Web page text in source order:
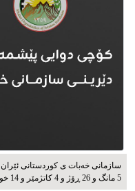
سازمانی خەبات ی كوردستانی ئێران
5 مانگ و 26 ڕۆژ و 4 کاتژمێر و 14 خوله‌ک له‌مه‌وپێش‌